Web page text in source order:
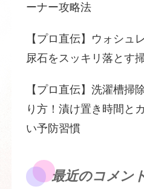
ーナー攻略法
【プロ直伝】ウォシュ
尿石をスッキリ落とす
【プロ直伝】洗濯槽掃
り方！漬け置き時間と
い予防習慣
最近のコメン